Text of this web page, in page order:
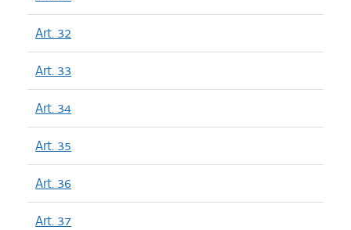
Art. 32
Art. 33
Art. 34
Art. 35
Art. 36
Art. 37